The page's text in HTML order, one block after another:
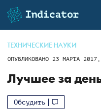
ТЕХНИЧЕСКИЕ НАУКИ
ОПУБЛИКОВАНО 23 МАРТА
Лучшее за
Обсудить